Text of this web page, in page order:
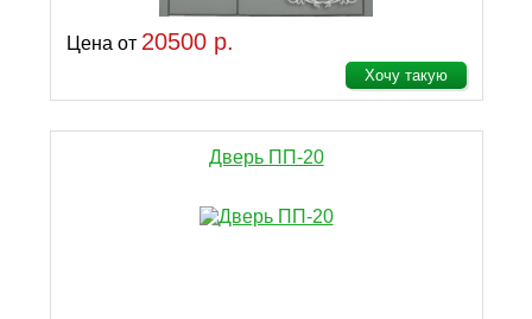
Цена от 20500 р.
Хочу такую
Дверь ПП-20